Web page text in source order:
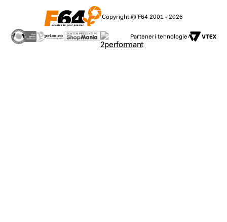
Copyright © F64 2001 - 2026
Parteneri tehnologie: